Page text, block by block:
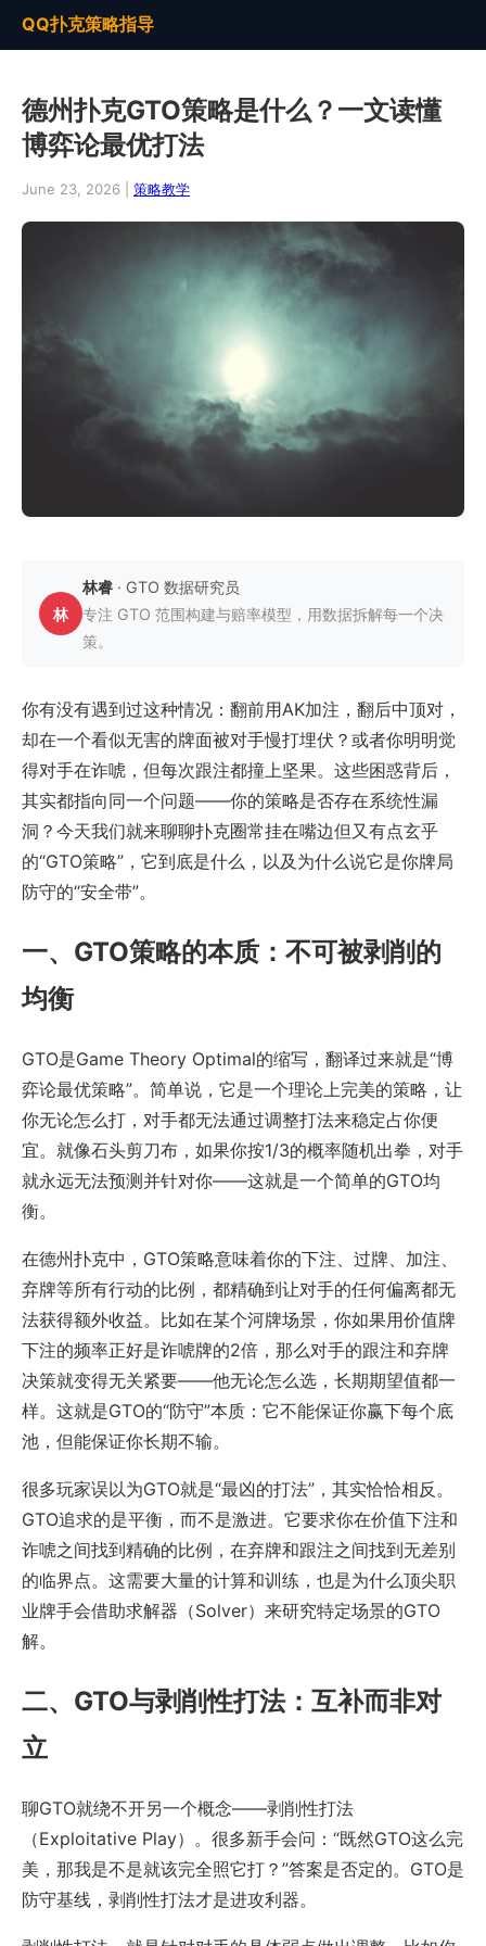
QQ扑克策略指导
德州扑克GTO策略是什么？一文读懂
博弈论最优打法
June 23, 2026 | 策略教学
林
林睿 · GTO 数据研究员
专注 GTO 范围构建与赔率模型，用数据拆解每一个决
策。
你有没有遇到过这种情况：翻前用AK加注，翻后中顶对，
却在一个看似无害的牌面被对手慢打埋伏？或者你明明觉
得对手在诈唬，但每次跟注都撞上坚果。这些困惑背后，
其实都指向同一个问题——你的策略是否存在系统性漏
洞？今天我们就来聊聊扑克圈常挂在嘴边但又有点玄乎
的“GTO策略”，它到底是什么，以及为什么说它是你牌局
防守的“安全带”。
一、GTO策略的本质：不可被剥削的
均衡
GTO是Game Theory Optimal的缩写，翻译过来就是“博
弈论最优策略”。简单说，它是一个理论上完美的策略，让
你无论怎么打，对手都无法通过调整打法来稳定占你便
宜。就像石头剪刀布，如果你按1/3的概率随机出拳，对手
就永远无法预测并针对你——这就是一个简单的GTO均
衡。
在德州扑克中，GTO策略意味着你的下注、过牌、加注、
弃牌等所有行动的比例，都精确到让对手的任何偏离都无
法获得额外收益。比如在某个河牌场景，你如果用价值牌
下注的频率正好是诈唬牌的2倍，那么对手的跟注和弃牌
决策就变得无关紧要——他无论怎么选，长期期望值都一
样。这就是GTO的“防守”本质：它不能保证你赢下每个底
池，但能保证你长期不输。
很多玩家误以为GTO就是“最凶的打法”，其实恰恰相反。
GTO追求的是平衡，而不是激进。它要求你在价值下注和
诈唬之间找到精确的比例，在弃牌和跟注之间找到无差别
的临界点。这需要大量的计算和训练，也是为什么顶尖职
业牌手会借助求解器（Solver）来研究特定场景的GTO
解。
二、GTO与剥削性打法：互补而非对
立
聊GTO就绕不开另一个概念——剥削性打法
（Exploitative Play）。很多新手会问：“既然GTO这么完
美，那我是不是就该完全照它打？”答案是否定的。GTO是
防守基线，剥削性打法才是进攻利器。